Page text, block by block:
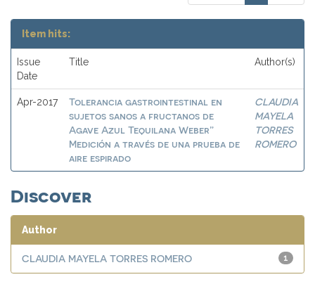
Item hits:
Issue
Date
Title Author(s)
Apr-2017
Tolerancia gastrointestinal en
sujetos sanos a fructanos de
Agave Azul Tequilana Weber”
Medición a través de una prueba de
aire espirado
CLAUDIA
MAYELA
TORRES
ROMERO
Discover
Author
1
CLAUDIA MAYELA TORRES ROMERO